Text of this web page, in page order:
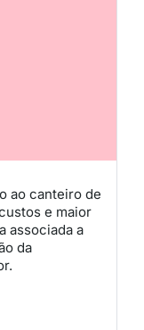
ao canteiro de
e maior
associada a
da